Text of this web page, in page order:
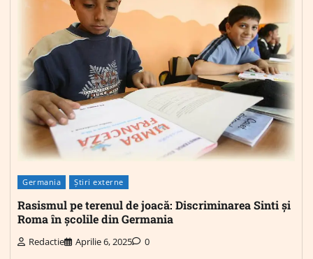
Germania Știri externe
Rasismul pe terenul de joacă: Discriminarea Sinti și
Roma în școlile din Germania
Redactie Aprilie 6, 2025 0